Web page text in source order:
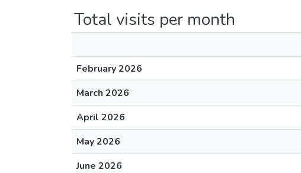
Total visits per month
February 2026
March 2026
April 2026
May 2026
June 2026